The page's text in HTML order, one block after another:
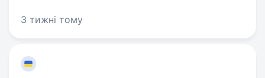
3 тижні тому